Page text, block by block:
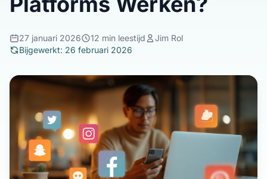
27 januari 2026 12 min leestijd
Jim Rol
Bijgewerkt: 26 februari 2026